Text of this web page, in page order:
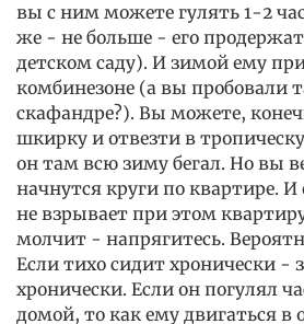
вы с ним можете гулять 1-2
же - не больше - его
детском саду). И зимой ему
комбинезоне (а вы пробовали
скафандре?). Вы можете,
шкирку и отвезти в
он там всю зиму бегал. Но вы
начнутся круги по квартире. И
не взрывает при этом
молчит - напрягитесь.
Если тихо сидит хронически -
хронически. Если он погулял
домой, то как ему двигаться в